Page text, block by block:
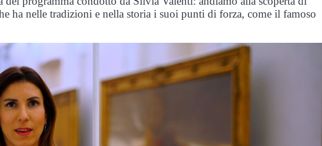
ha nelle tradizioni e nella storia i suoi punti di forza, come il famoso